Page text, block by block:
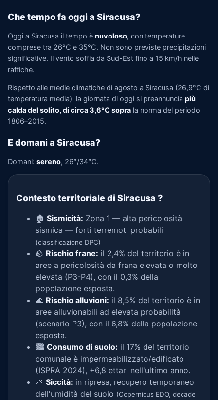
Che tempo fa oggi a Siracusa?
Oggi a Siracusa il tempo è nuvoloso, con temperature
comprese tra 26°C e 35°C. Non sono previste precipitazioni
significative. Il vento soffia da Sud-Est fino a 15 km/h nelle
raffiche.
Rispetto alle medie climatiche di agosto a Siracusa (26,9°C di
temperatura media), la giornata di oggi si preannuncia più
calda del solito, di circa 3,6°C sopra la norma del periodo
1806–2015.
E domani a Siracusa?
Domani: sereno, 26°/34°C.
Contesto territoriale di Siracusa ?
🏚️ Sismicità: Zona 1 — alta pericolosità
sismica — forti terremoti probabili
(classificazione DPC)
🪨 Rischio frane: il 2,4% del territorio è in
aree a pericolosità da frana elevata o molto
elevata (P3-P4), con il 0,3% della
popolazione esposta.
🌊 Rischio alluvioni: il 8,5% del territorio è in
aree alluvionabili ad elevata probabilità
(scenario P3), con il 6,8% della popolazione
esposta.
🏙️ Consumo di suolo: il 17% del territorio
comunale è impermeabilizzato/edificato
(ISPRA 2024), +6,8 ettari nell'ultimo anno.
🌱 Siccità: in ripresa, recupero temporaneo
dell'umidità del suolo (Copernicus EDO, decade